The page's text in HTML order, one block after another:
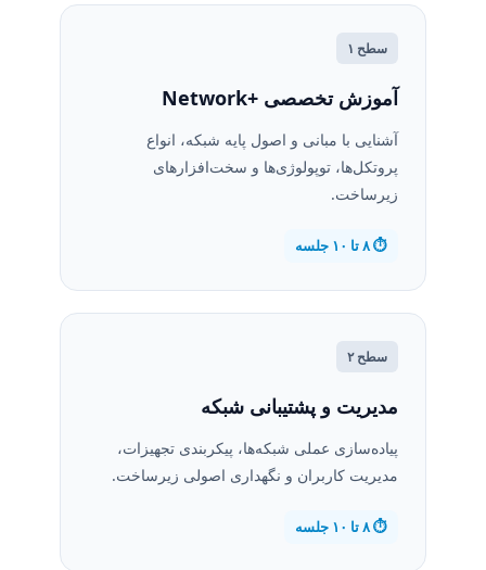
سطح ۱
آموزش تخصصی +Network
آشنایی با مبانی و اصول پایه شبکه، انواع
پروتکل‌ها، توپولوژی‌ها و سخت‌افزارهای
زیرساخت.
⏱️ ۸ تا ۱۰ جلسه
سطح ۲
مدیریت و پشتیبانی شبکه
پیاده‌سازی عملی شبکه‌ها، پیکربندی تجهیزات،
مدیریت کاربران و نگهداری اصولی زیرساخت.
⏱️ ۸ تا ۱۰ جلسه